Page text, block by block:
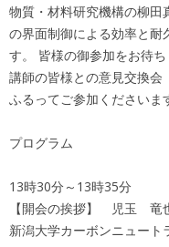
物質・材料研究機構の柳田
の界面制御による効率と耐
す。 皆様の御参加をお待
講師の皆様との意見交換会
ふるってご参加くださいま
プログラム
13時30分～13時35分
【開会の挨拶】 児玉 竜
新潟大学カーボンニュー